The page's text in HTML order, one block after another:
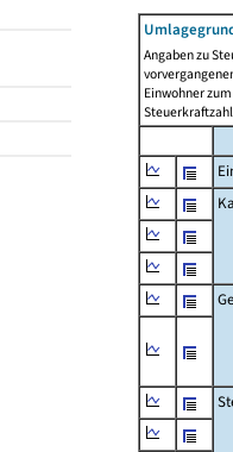
Angaben zu
Einwohner